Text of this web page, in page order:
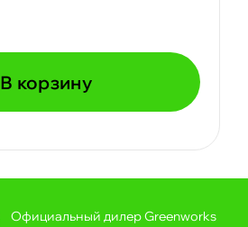
В корзину
Официальный дилер Greenworks